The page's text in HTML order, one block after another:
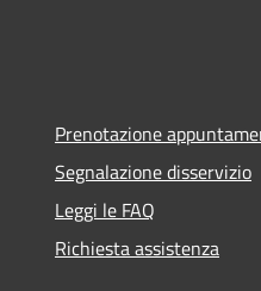
Prenotazione
Segnalazione disservizio
Leggi le FAQ
Richiesta assistenza